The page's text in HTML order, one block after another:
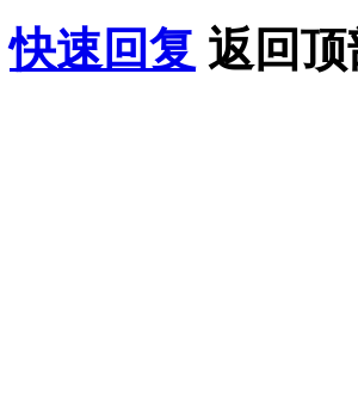
快速回复 返回顶